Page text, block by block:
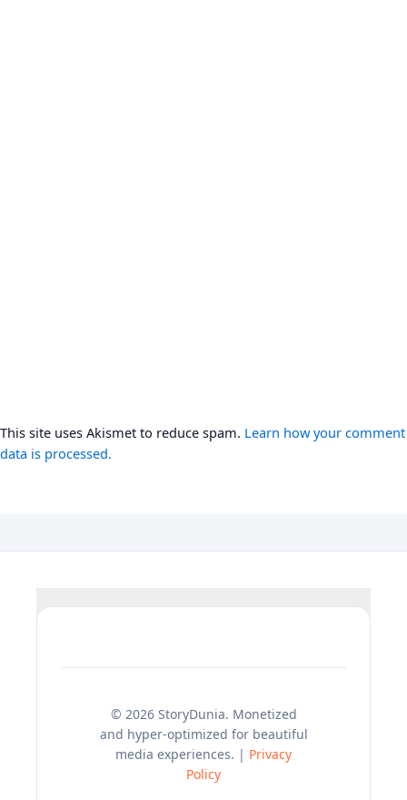
This site uses Akismet to reduce spam. Learn how your comment
data is processed.
© 2026 StoryDunia. Monetized
and hyper-optimized for beautiful
media experiences. | Privacy
Policy